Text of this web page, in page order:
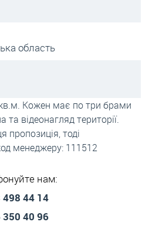
область
Кожен має по три брами
відеонагляд території.
пропозиція, тоді
менеджеру: 111512
нам:
498 44 14
350 40 96